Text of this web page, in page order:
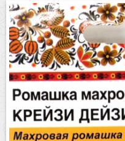
сейчас
Бренды
Доставка
Оптовикам